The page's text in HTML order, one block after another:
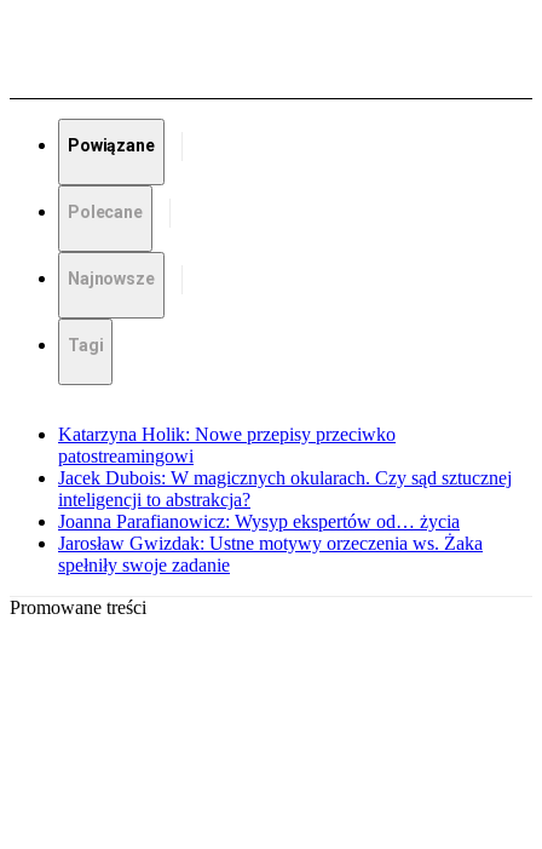
Powiązane
Polecane
Najnowsze
Tagi
Katarzyna Holik: Nowe przepisy przeciwko
patostreamingowi
Jacek Dubois: W magicznych okularach. Czy sąd sztucznej
inteligencji to abstrakcja?
Joanna Parafianowicz: Wysyp ekspertów od… życia
Jarosław Gwizdak: Ustne motywy orzeczenia ws. Żaka
spełniły swoje zadanie
Promowane treści